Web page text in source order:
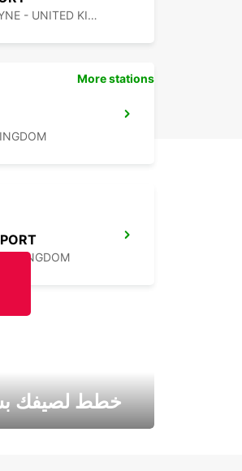
NEWCASTLE UPON TYNE - UNITED KINGDOM
KINGDOM
More stations
خطط لصيفك